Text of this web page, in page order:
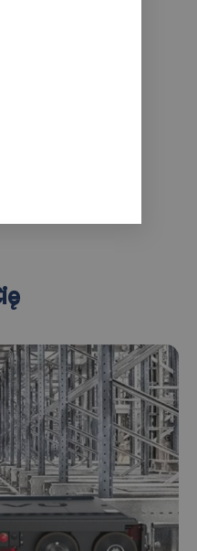
klientów.
konkurencyjnej
są niezbędne,